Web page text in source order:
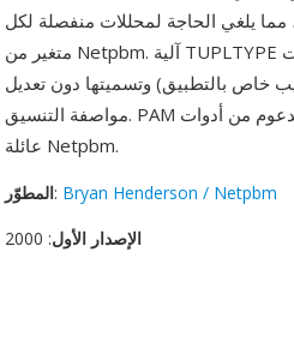
مما يلغي الحاجة لمحللات منفصلة لكل
متغير من Netpbm. آلية TUPLTYPE القابلة للتوسيع توفر قوة عملية أخرى — يمكن تمثيل تكوينات
خاص بالتطبيق) وتسميتها دون تعديل
عائلة Netpbm.
المطوّر: Bryan Henderson / Netpbm
الإصدار الأول: 2000